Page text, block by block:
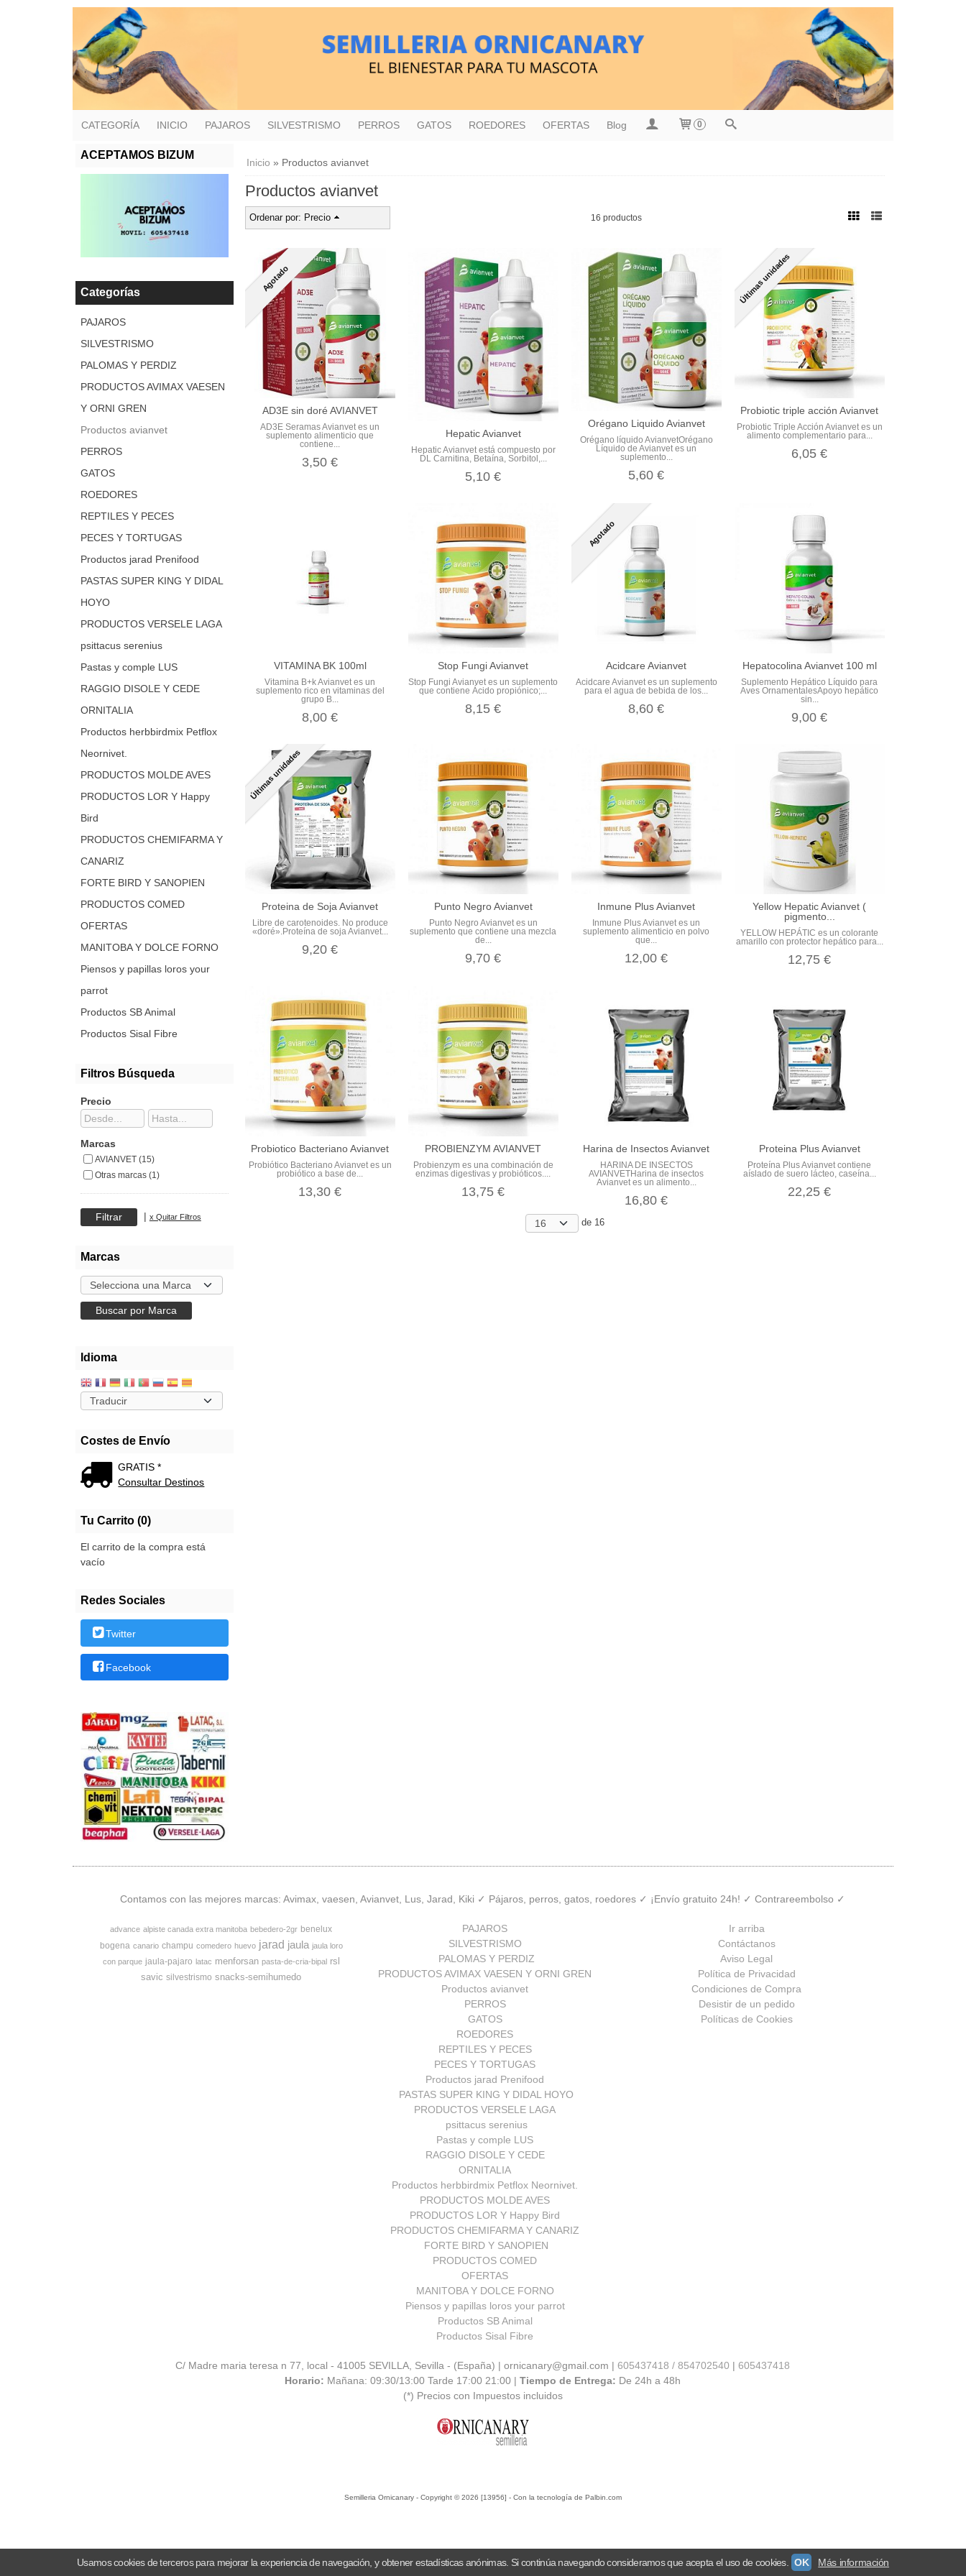
CATEGORÍA INICIO PAJAROS SILVESTRISMO PERROS GATOS ROEDORES OFERTAS Blog 0
ACEPTAMOS BIZUM
Categorías
PAJAROS
SILVESTRISMO
PALOMAS Y PERDIZ
PRODUCTOS AVIMAX VAESEN
Y ORNI GREN
Productos avianvet
PERROS
GATOS
ROEDORES
REPTILES Y PECES
PECES Y TORTUGAS
Productos jarad Prenifood
PASTAS SUPER KING Y DIDAL
HOYO
PRODUCTOS VERSELE LAGA
psittacus serenius
Pastas y comple LUS
RAGGIO DISOLE Y CEDE
ORNITALIA
Productos herbbirdmix Petflox
Neornivet.
PRODUCTOS MOLDE AVES
PRODUCTOS LOR Y Happy
Bird
PRODUCTOS CHEMIFARMA Y
CANARIZ
FORTE BIRD Y SANOPIEN
PRODUCTOS COMED
OFERTAS
MANITOBA Y DOLCE FORNO
Piensos y papillas loros your
parrot
Productos SB Animal
Productos Sisal Fibre
Filtros Búsqueda
Precio
Marcas
AVIANVET (15)
Otras marcas (1)
| x Quitar Filtros
Marcas
Idioma
Costes de Envío
GRATIS *
Consultar Destinos
Tu Carrito (0)
El carrito de la compra está
vacío
Redes Sociales
Twitter
Facebook
Inicio » Productos avianvet
Productos avianvet
Ordenar por: Precio 16 productos
Agotado
AD3E sin doré AVIANVET
AD3E Seramas Avianvet es un
suplemento alimenticio que
contiene...
3,50 €
Hepatic Avianvet
Hepatic Avianvet está compuesto por
DL Carnitina, Betaína, Sorbitol,...
5,10 €
Orégano Liquido Avianvet
Orégano líquido AvianvetOrégano
Líquido de Avianvet es un
suplemento...
5,60 €
Últimas unidades
Probiotic triple acción Avianvet
Probiotic Triple Acción Avianvet es un
alimento complementario para...
6,05 €
VITAMINA BK 100ml
Vitamina B+k Avianvet es un
suplemento rico en vitaminas del
grupo B...
8,00 €
Stop Fungi Avianvet
Stop Fungi Avianvet es un suplemento
que contiene Ácido propiónico;...
8,15 €
Agotado
Acidcare Avianvet
Acidcare Avianvet es un suplemento
para el agua de bebida de los...
8,60 €
Hepatocolina Avianvet 100 ml
Suplemento Hepático Líquido para
Aves OrnamentalesApoyo hepático
sin...
9,00 €
Últimas unidades
Proteina de Soja Avianvet
Libre de carotenoides. No produce
«doré».Proteína de soja Avianvet...
9,20 €
Punto Negro Avianvet
Punto Negro Avianvet es un
suplemento que contiene una mezcla
de...
9,70 €
Inmune Plus Avianvet
Inmune Plus Avianvet es un
suplemento alimenticio en polvo
que...
12,00 €
Yellow Hepatic Avianvet (
pigmento...
YELLOW HEPÁTIC es un colorante
amarillo con protector hepático para...
12,75 €
Probiotico Bacteriano Avianvet
Probiótico Bacteriano Avianvet es un
probiótico a base de...
13,30 €
PROBIENZYM AVIANVET
Probienzym es una combinación de
enzimas digestivas y probióticos....
13,75 €
Harina de Insectos Avianvet
HARINA DE INSECTOS
AVIANVETHarina de insectos
Avianvet es un alimento...
16,80 €
Proteina Plus Avianvet
Proteína Plus Avianvet contiene
aíslado de suero lácteo, caseína...
22,25 €
de 16
Contamos con las mejores marcas: Avimax, vaesen, Avianvet, Lus, Jarad, Kiki ✓ Pájaros, perros, gatos, roedores ✓ ¡Envío gratuito 24h! ✓ Contrareembolso ✓
advance alpiste canada extra manitoba bebedero-2gr benelux
bogena canario champu comedero huevo jarad jaula jaula loro
con parque jaula-pajaro latac menforsan pasta-de-cria-bipal rsl
savic silvestrismo snacks-semihumedo
PAJAROS
SILVESTRISMO
PALOMAS Y PERDIZ
PRODUCTOS AVIMAX VAESEN Y ORNI GREN
Productos avianvet
PERROS
GATOS
ROEDORES
REPTILES Y PECES
PECES Y TORTUGAS
Productos jarad Prenifood
PASTAS SUPER KING Y DIDAL HOYO
PRODUCTOS VERSELE LAGA
psittacus serenius
Pastas y comple LUS
RAGGIO DISOLE Y CEDE
ORNITALIA
Productos herbbirdmix Petflox Neornivet.
PRODUCTOS MOLDE AVES
PRODUCTOS LOR Y Happy Bird
PRODUCTOS CHEMIFARMA Y CANARIZ
FORTE BIRD Y SANOPIEN
PRODUCTOS COMED
OFERTAS
MANITOBA Y DOLCE FORNO
Piensos y papillas loros your parrot
Productos SB Animal
Productos Sisal Fibre
Ir arriba
Contáctanos
Aviso Legal
Política de Privacidad
Condiciones de Compra
Desistir de un pedido
Políticas de Cookies
C/ Madre maria teresa n 77, local - 41005 SEVILLA, Sevilla - (España) | ornicanary@gmail.com |605437418 / 854702540 |605437418
Horario: Mañana: 09:30/13:00 Tarde 17:00 21:00 |Tiempo de Entrega: De 24h a 48h
(*) Precios con Impuestos incluidos
Semilleria Ornicanary - Copyright © 2026 [13956] - Con la tecnología de Palbin.com
Usamos cookies de terceros para mejorar la experiencia de navegación, y obtener estadísticas anónimas. Si continúa navegando consideramos que acepta el uso de cookies. OK Más información